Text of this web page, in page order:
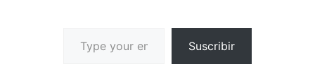
Suscribir